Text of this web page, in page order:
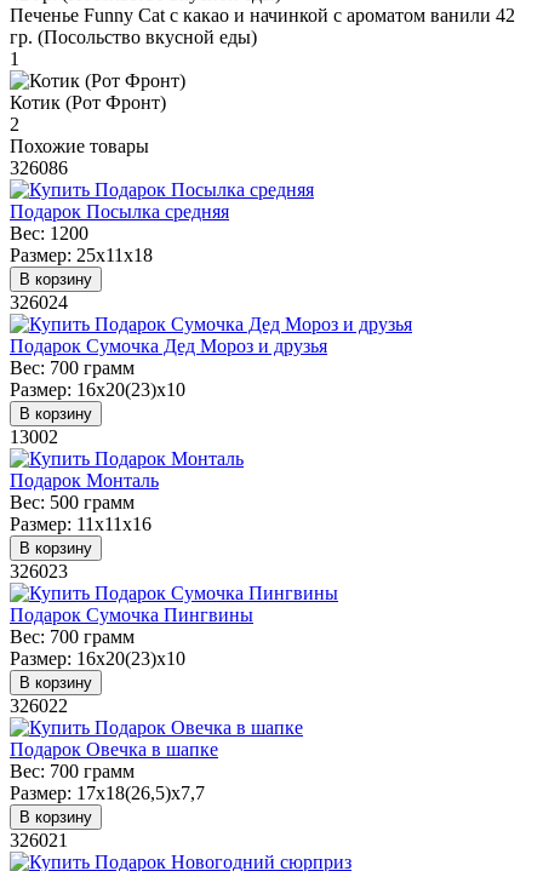
Печенье Funny Сat с какао и начинкой с ароматом ванили 42
гр. (Посольство вкусной еды)
1
Котик (Рот Фронт)
2
Похожие товары
326086
Подарок Посылка средняя
Вес: 1200
Размер: 25х11х18
В корзину
326024
Подарок Сумочка Дед Мороз и друзья
Вес: 700 грамм
Размер: 16х20(23)х10
В корзину
13002
Подарок Монталь
Вес: 500 грамм
Размер: 11х11х16
В корзину
326023
Подарок Сумочка Пингвины
Вес: 700 грамм
Размер: 16х20(23)х10
В корзину
326022
Подарок Овечка в шапке
Вес: 700 грамм
Размер: 17х18(26,5)х7,7
В корзину
326021